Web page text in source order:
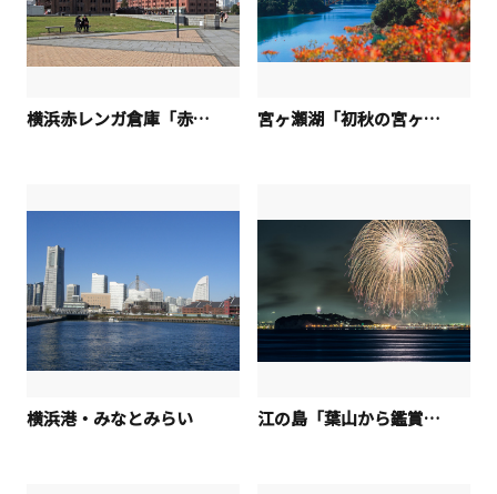
横浜赤レンガ倉庫「赤レンガパーク」 宮ヶ瀬湖「初秋の宮ヶ瀬湖」
横浜港・みなとみらい 江の島「葉山から鑑賞する江の島花火」